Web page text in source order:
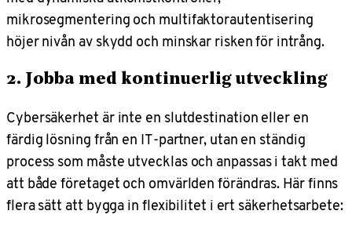
mikrosegmentering och multifaktorautentisering
höjer nivån av skydd och minskar risken för intrång.
2. Jobba med kontinuerlig utveckling
Cybersäkerhet är inte en slutdestination eller en
färdig lösning från en IT‑partner, utan en ständig
process som måste utvecklas och anpassas i takt med
att både företaget och omvärlden förändras. Här finns
flera sätt att bygga in flexibilitet i ert säkerhetsarbete: